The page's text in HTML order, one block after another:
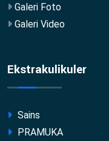
Galeri Foto
Galeri Video
Ekstrakulikuler
Sains
PRAMUKA